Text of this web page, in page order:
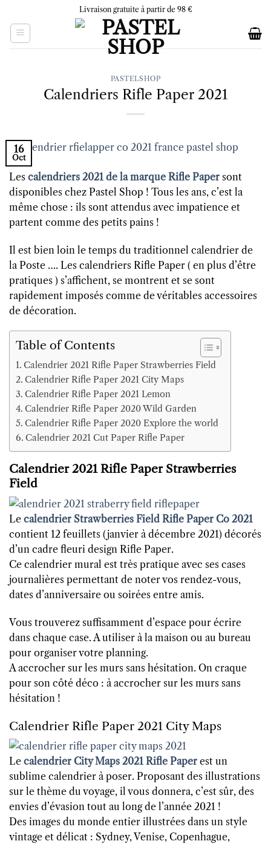
content
Livraison gratuite à partir de 98 €
PASTELSHOP
Calendriers Rifle Paper 2021
16
Oct
Les calendriers 2021 de la marque Rifle Paper sont
disponibles chez Pastel Shop ! Tous les ans, c’est la
même chose : ils sont attendus avec impatience et
partent comme des petits pains !
Il est bien loin le temps du traditionnel calendrier de
la Poste …. Les calendriers Rifle Paper ( en plus d’être
pratiques ) s’affichent, se montrent et se sont
rapidement imposés comme de véritables accessoires
de décoration.
Table of Contents
Calendrier 2021 Rifle Paper Strawberries Field
Calendrier Rifle Paper 2021 City Maps
Calendrier Rifle Paper 2021 Lemon
Calendrier Rifle Paper 2020 Wild Garden
Calendrier Rifle Paper 2020 Explore the world
Calendrier 2021 Cut Paper Rifle Paper
Calendrier 2021 Rifle Paper Strawberries
Field
Le calendrier Strawberries Field Rifle Paper Co 2021
contient 12 feuillets (janvier à décembre 2021) décorés
d’un cadre fleuri design Rifle Paper.
Ce calendrier mural est très pratique avec ses cases
journalières permettant de noter vos rendez-vous,
dates d’anniversaire ou soirées entre amis.
Vous trouverez suffisamment d’espace pour écrire
dans chaque case. A utiliser à la maison ou au bureau
pour organiser votre planning.
A accrocher sur les murs sans hésitation. On craque
pour son côté déco : à accrocher sur les murs sans
hésitation !
Calendrier Rifle Paper 2021 City Maps
Le calendrier City Maps 2021 Rifle Paper est un
sublime calendrier à poser. Proposant des illustrations
sur le thème du voyage, il vous donnera, c’est sûr, des
envies d’évasion tout au long de l’année 2021 !
Des images du monde entier illustrées dans un style
vintage et délicat : Sydney, Venise, Copenhague,